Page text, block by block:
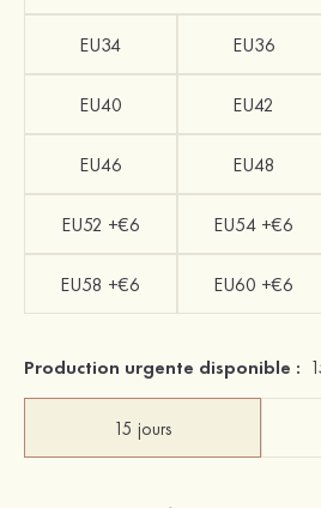
EU34 EU36
EU40 EU42
EU46 EU48
EU52 +€6 EU54 +€6
EU58 +€6 EU60 +€6
Production urgente disponible :
15 jours